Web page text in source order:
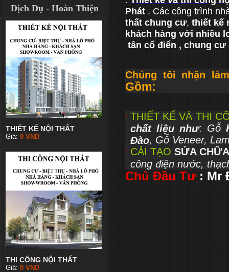
Dịch Dụ - Hoàn Thiện
THIẾT KẾ NỘI THẤT
Giá: 0 VND
THI CÔNG NỘI THẤT
Giá: 0 VND
Phát . Các công trình
thất chung cư, thiết kế
khách hàng với nhiều
tân cổ điển , chung
Chúng tôi nhận
Gồm:
THIẾT KẾ VÀ THI
chất liệu như: Gỗ
Đào, Gỗ Veneer,
CẢI TẠO SỬA
công điện nước,
Chủ Đầu Tư: Mr